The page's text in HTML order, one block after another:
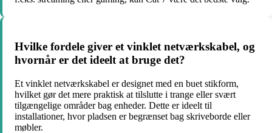
Hvilke fordele giver et vinklet netværkskabel, og
hvornår er det ideelt at bruge det?
Et vinklet netværkskabel er designet med en buet stikform,
hvilket gør det mere praktisk at tilslutte i trange eller svært
tilgængelige områder bag enheder. Dette er ideelt til
installationer, hvor pladsen er begrænset bag skriveborde eller
møbler.